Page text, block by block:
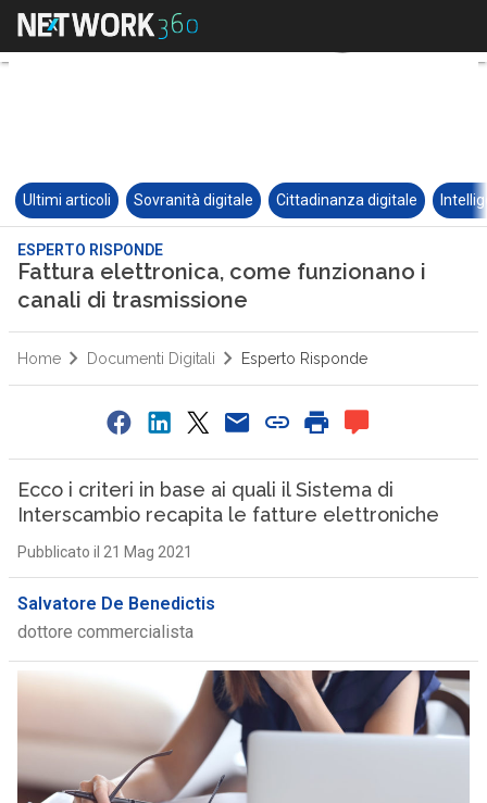
Ultimi articoli Sovranità digitale Cittadinanza digitale
ESPERTO RISPONDE
Fattura elettronica, come funzionano i
canali di trasmissione
Home Documenti Digitali Esperto Risponde
Ecco i criteri in base ai quali il Sistema di
Interscambio recapita le fatture elettroniche
Pubblicato il 21 Mag 2021
Salvatore De Benedictis
dottore commercialista